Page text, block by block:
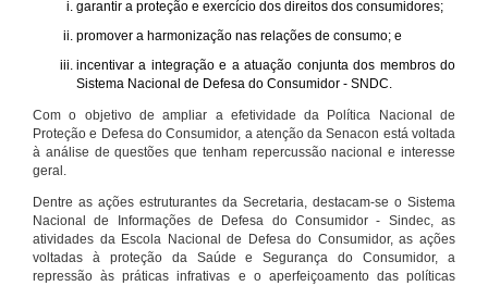
garantir a proteção e exercício dos direitos dos consumidores;
promover a harmonização nas relações de consumo; e
incentivar a integração e a atuação conjunta dos membros do
Sistema Nacional de Defesa do Consumidor - SNDC.
Com o objetivo de ampliar a efetividade da Política Nacional de
Proteção e Defesa do Consumidor, a atenção da Senacon está voltada
à análise de questões que tenham repercussão nacional e interesse
geral.
Dentre as ações estruturantes da Secretaria, destacam-se o Sistema
Nacional de Informações de Defesa do Consumidor - Sindec, as
atividades da Escola Nacional de Defesa do Consumidor, as ações
voltadas à proteção da Saúde e Segurança do Consumidor, a
repressão às práticas infrativas e o aperfeiçoamento das políticas